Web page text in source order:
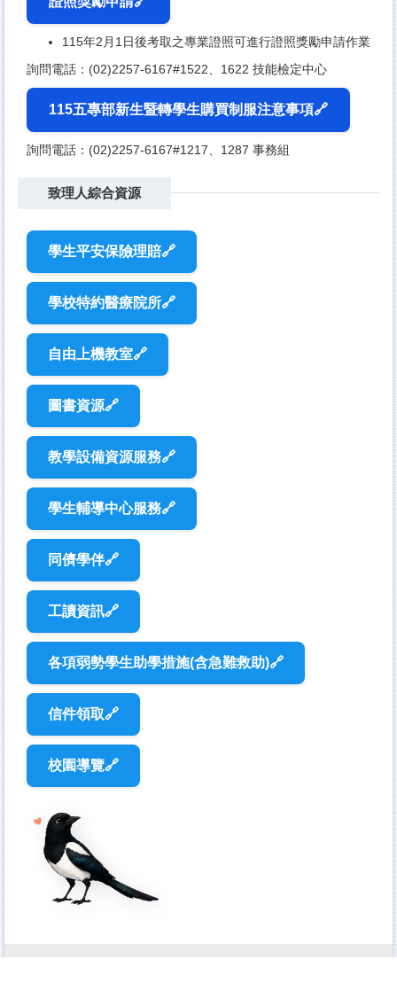
115年2月1日後考取之專業證照可進行證照獎勵申請作業
詢問電話：(02)2257-6167#1522、1622 技能檢定中心
115五專部新生暨轉學生購買制服注意事項🔗
詢問電話：(02)2257-6167#1217、1287 事務組
致理人綜合資源
學生平安保險理賠🔗
學校特約醫療院所🔗
自由上機教室🔗
圖書資源🔗
教學設備資源服務🔗
學生輔導中心服務🔗
同儕學伴🔗
工讀資訊🔗
各項弱勢學生助學措施(含急難救助)🔗
信件領取🔗
校園導覽🔗